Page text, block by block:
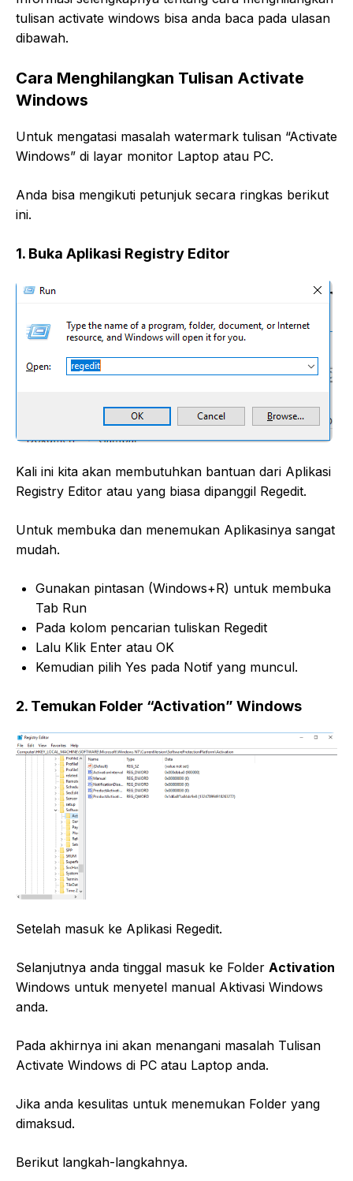
tulisan activate windows bisa anda baca pada ulasan
dibawah.
Cara Menghilangkan Tulisan Activate
Windows
Untuk mengatasi masalah watermark tulisan “Activate
Windows” di layar monitor Laptop atau PC.
Anda bisa mengikuti petunjuk secara ringkas berikut
ini.
1. Buka Aplikasi Registry Editor
Kali ini kita akan membutuhkan bantuan dari Aplikasi
Registry Editor atau yang biasa dipanggil Regedit.
Untuk membuka dan menemukan Aplikasinya sangat
mudah.
Gunakan pintasan (Windows+R) untuk membuka
Tab Run
Pada kolom pencarian tuliskan Regedit
Lalu Klik Enter atau OK
Kemudian pilih Yes pada Notif yang muncul.
2. Temukan Folder “Activation” Windows
Setelah masuk ke Aplikasi Regedit.
Selanjutnya anda tinggal masuk ke Folder Activation
Windows untuk menyetel manual Aktivasi Windows
anda.
Pada akhirnya ini akan menangani masalah Tulisan
Activate Windows di PC atau Laptop anda.
Jika anda kesulitas untuk menemukan Folder yang
dimaksud.
Berikut langkah-langkahnya.